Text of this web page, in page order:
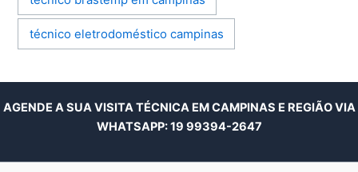
técnico eletrodoméstico campinas
AGENDE A SUA VISITA TÉCNICA EM CAMPINAS E REGIÃO VIA
WHATSAPP:19 99394-2647